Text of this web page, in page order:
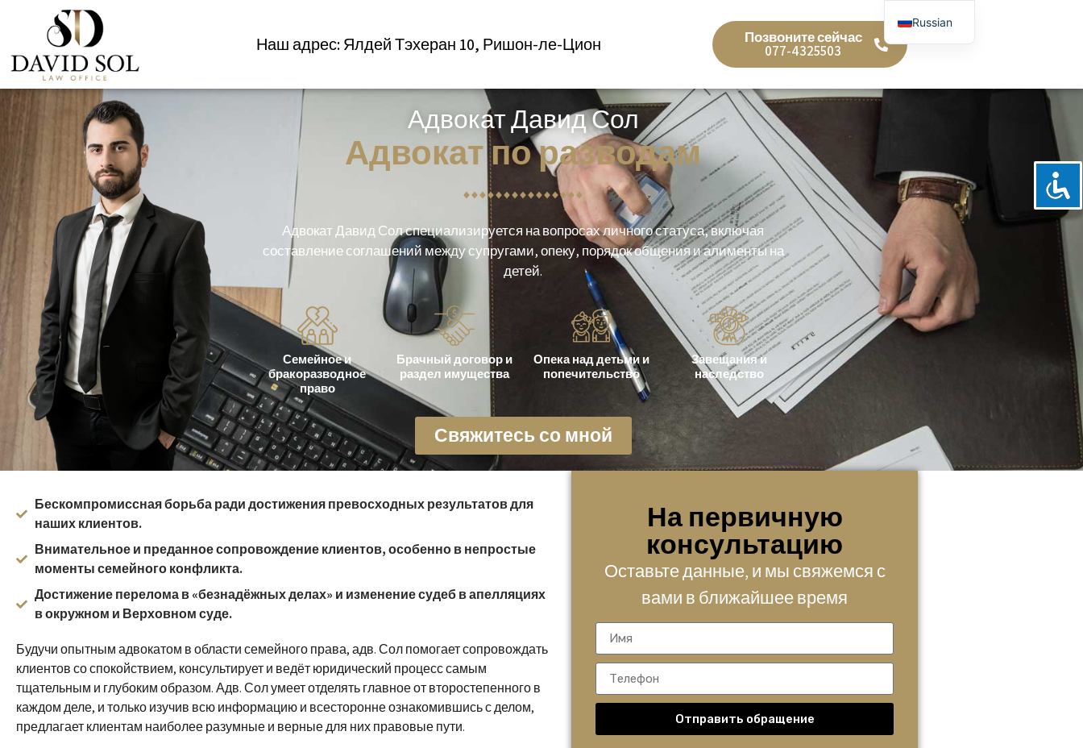
Наш адрес: Ялдей Тэхеран 10, Ришон-ле-Цион Позвоните сейчас
077-4325503
Адвокат Давид Сол
Адвокат по разводам
Адвокат Давид Сол специализируется на вопросах личного статуса, включая
составление соглашений между супругами, опеку, порядок общения и алименты на
детей.
Семейное и
бракоразводное
право
Брачный договор и
раздел имущества
Опека над детьми и
попечительство
Завещания и
наследство
Свяжитесь со мной
Бескомпромиссная борьба ради достижения превосходных результатов для
наших клиентов.
Внимательное и преданное сопровождение клиентов, особенно в непростые
моменты семейного конфликта.
Достижение перелома в «безнадёжных делах» и изменение судеб в апелляциях
в окружном и Верховном суде.
Будучи опытным адвокатом в области семейного права, адв. Сол помогает сопровождать
клиентов со спокойствием, консультирует и ведёт юридический процесс самым
тщательным и глубоким образом. Адв. Сол умеет отделять главное от второстепенного в
каждом деле, и только изучив всю информацию и всесторонне ознакомившись с делом,
предлагает клиентам наиболее разумные и верные для них правовые пути.
На первичную
консультацию
Оставьте данные, и мы свяжемся с
вами в ближайшее время
Отправить обращение
Russian